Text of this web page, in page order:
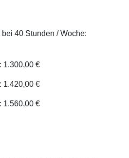
40 Stunden / Woche:
1.300,00 €
1.420,00 €
1.560,00 €